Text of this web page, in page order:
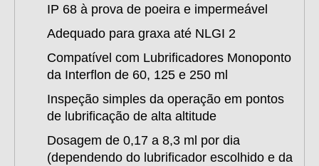
IP 68 à prova de poeira e impermeável
Adequado para graxa até NLGI 2
Compatível com Lubrificadores Monoponto
da Interflon de 60, 125 e 250 ml
Inspeção simples da operação em pontos
de lubrificação de alta altitude
Dosagem de 0,17 a 8,3 ml por dia
(dependendo do lubrificador escolhido e da